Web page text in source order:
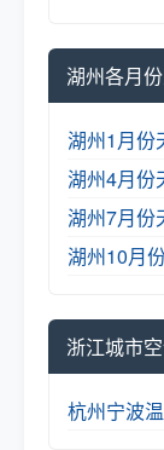
湖州各月
湖州1月份
湖州4月份
湖州7月份
湖州10月
浙江城市
杭州宁波